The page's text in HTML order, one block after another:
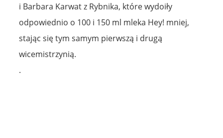
i Barbara Karwat z Rybnika, które wydoiły
odpowiednio o 100 i 150 ml mleka Hey! mniej,
stając się tym samym pierwszą i drugą
wicemistrzynią.
.